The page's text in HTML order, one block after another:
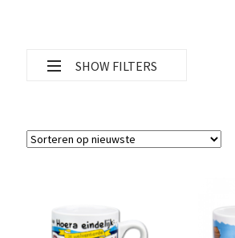
SHOW FILTERS
Filter op thema